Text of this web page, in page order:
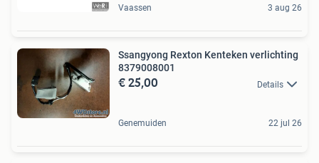
Vaassen 3 aug 26
Ssangyong Rexton Kenteken verlichting
8379008001
€ 25,00 Details
Genemuiden 22 jul 26